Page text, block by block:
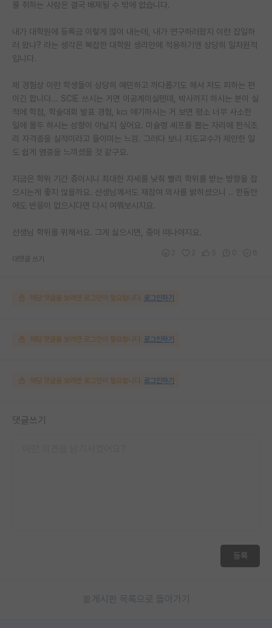
를 취하는 사람은 결국 배제될 수 밖에 없습니다.
내가 대학원에 등록금 이렇게 많이 내는데, 내가 연구하러왔지 이런 잡일하
러 왔나? 라는 생각은 복잡한 대학원 생리안에 적용하기엔 상당히 일차원적
입니다.
제 경험상 이런 학생들이 상당히 예민하고 까다롭기도 해서 저도 피하는 편
이긴 합니다... SCIE 쓰시는 거면 이공계이실텐데, 박사까지 하시는 분이 실
적에 학점, 학술대회 발표 경험, kci 얘기하시는 거 보면 평소 너무 사소한
일에 몰두 하시는 성향이 아닐지 싶어요. 미슐랭 셰프를 뽑는 자리에 한식조
리 자격증을 실적이라고 들이미는 느낌. 그러다 보니 지도교수가 제안한 일
도 쉽게 염증을 느끼셨을 것 같구요.
지금은 학위 기간 중이시니 최대한 자세를 낮춰 빨리 학위를 받는 방향을 잡
으시는게 좋지 않을까요. 선생님께서도 재참여 의사를 밝히셨으니 .. 한동안
에도 반응이 없으시다면 다시 여쭤보시지요.
선생님 학위를 위해서요. 그게 싫으시면, 중이 떠나야지요.
대댓글 쓰기
해당 댓글을 보려면 로그인이 필요합니다. 로그인하기
해당 댓글을 보려면 로그인이 필요합니다. 로그인하기
해당 댓글을 보려면 로그인이 필요합니다. 로그인하기
댓글쓰기
등록
게시판 목록으로 돌아가기